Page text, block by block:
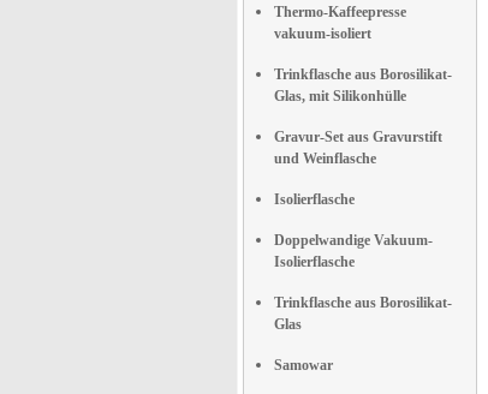
Thermo-Kaffeepresse
vakuum-isoliert
Trinkflasche aus Borosilikat-
Glas, mit Silikonhülle
Gravur-Set aus Gravurstift
und Weinflasche
Isolierflasche
Doppelwandige Vakuum-
Isolierflasche
Trinkflasche aus Borosilikat-
Glas
Samowar